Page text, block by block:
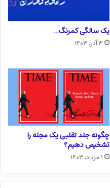
یک سالگی کمرنگ…
۳ آذر, ۱۴۰۳
چگونه جلد تقلبی یک مجله را
تشخیص دهیم؟
۱ مرداد, ۱۴۰۳